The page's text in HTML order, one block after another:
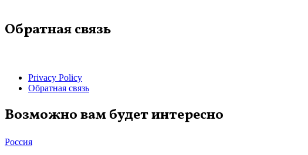
Обратная связь
Privacy Policy
Обратная связь
Возможно вам будет интересно
Россия